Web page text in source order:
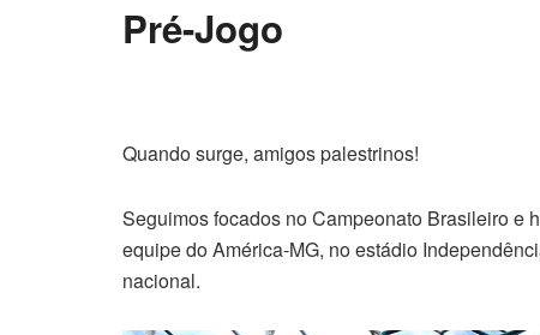
Pré-Jogo
Quando surge, amigos palestrinos!
Seguimos focados no Campeonato Brasileiro e
equipe do América-MG, no estádio
nacional.